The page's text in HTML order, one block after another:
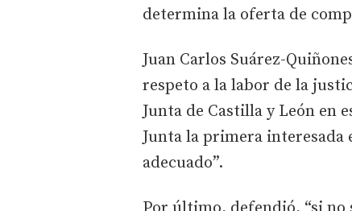
determina la oferta de
Juan Carlos Suárez-
respeto a la labor de la
Junta de Castilla y León en
Junta la primera interesada
adecuado”.